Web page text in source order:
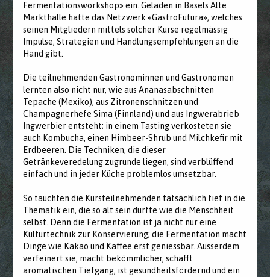
Fermentationsworkshop» ein. Geladen in Basels Alte
Markthalle hatte das Netzwerk «GastroFutura», welches
seinen Mitgliedern mittels solcher Kurse regelmässig
Impulse, Strategien und Handlungsempfehlungen an die
Hand gibt.
Die teilnehmenden Gastronominnen und Gastronomen
lernten also nicht nur, wie aus Ananasabschnitten
Tepache (Mexiko), aus Zitronenschnitzen und
Champagnerhefe Sima (Finnland) und aus Ingwerabrieb
Ingwerbier entsteht; in einem Tasting verkosteten sie
auch Kombucha, einen Himbeer-Shrub und Milchkefir mit
Erdbeeren. Die Techniken, die dieser
Getränkeveredelung zugrunde liegen, sind verblüffend
einfach und in jeder Küche problemlos umsetzbar.
So tauchten die Kursteilnehmenden tatsächlich tief in die
Thematik ein, die so alt sein dürfte wie die Menschheit
selbst. Denn die Fermentation ist ja nicht nur eine
Kulturtechnik zur Konservierung; die Fermentation macht
Dinge wie Kakao und Kaffee erst geniessbar. Ausserdem
verfeinert sie, macht bekömmlicher, schafft
aromatischen Tiefgang, ist gesundheitsfördernd und ein